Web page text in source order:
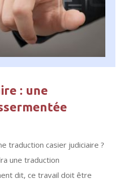
: une
traduction casier judiciaire ?
une traduction
dit, ce travail doit être